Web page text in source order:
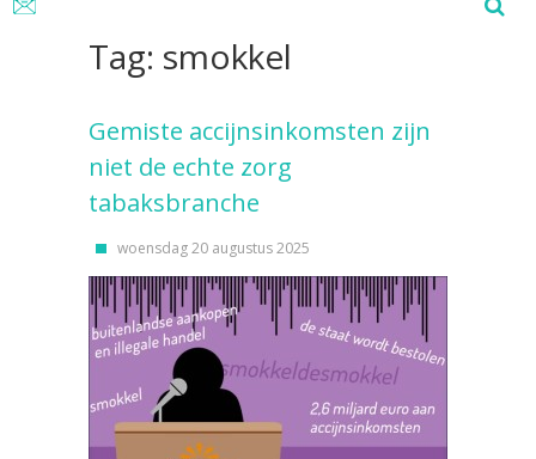
Tag: smokkel
Gemiste accijnsinkomsten zijn
niet de echte zorg
tabaksbranche
woensdag 20 augustus 2025